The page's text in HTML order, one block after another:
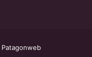
Patagonweb